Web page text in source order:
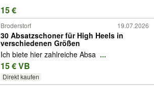
15 €
Broderstorf 19.07.2026
30 Absatzschoner für High Heels in
verschiedenen Größen
Ich biete hier zahlreiche Absa ...
15 € VB
Direkt kaufen